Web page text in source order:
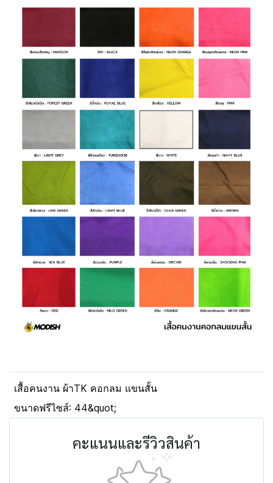
เสื้อคนงาน ผ้าTK คอกลม แขนสั้น
ขนาดฟรีไซส์: 44&quot;
คะแนนและรีวิวสินค้า